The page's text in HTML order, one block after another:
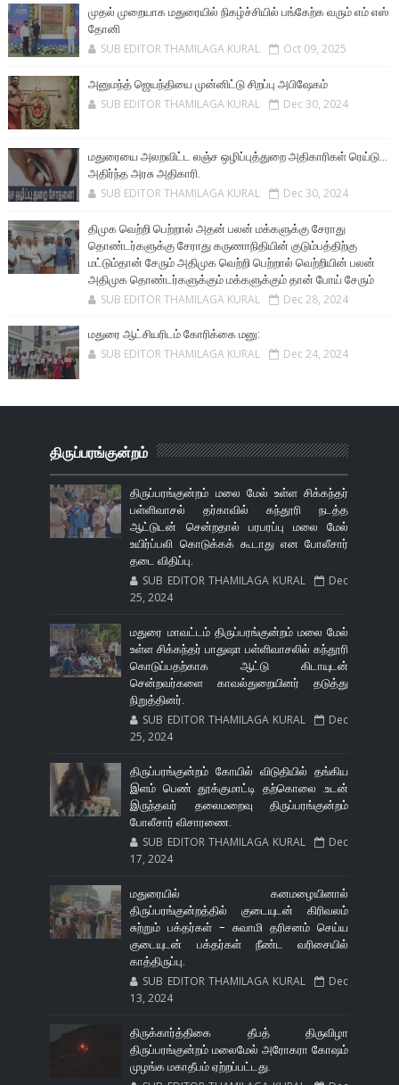
முதல் முறையாக மதுரையில் நிகழ்ச்சியில் பங்கேற்க வரும் எம் எஸ்
தோனி
SUB EDITOR THAMILAGA KURAL Oct 09, 2025
அனுமந்த் ஜெயந்தியை முன்னிட்டு சிறப்பு அபிஷேகம்
SUB EDITOR THAMILAGA KURAL Dec 30, 2024
மதுரையை அலறவிட்ட லஞ்ச ஒழிப்புத்துறை அதிகாரிகள் ரெய்டு...
அதிர்ந்த அரசு அதிகாரி.
SUB EDITOR THAMILAGA KURAL Dec 30, 2024
திமுக வெற்றி பெற்றால் அதன் பலன் மக்களுக்கு சேராது
தொண்டர்களுக்கு சேராது கருணாநிதியின் குடும்பத்திற்கு
மட்டும்தான் சேரும் அதிமுக வெற்றி பெற்றால் வெற்றியின் பலன்
அதிமுக தொண்டர்களுக்கும் மக்களுக்கும் தான் போய் சேரும்
SUB EDITOR THAMILAGA KURAL Dec 28, 2024
மதுரை ஆட்சியரிடம் கோரிக்கை மனு:
SUB EDITOR THAMILAGA KURAL Dec 24, 2024
திருப்பரங்குன்றம்
திருப்பரங்குன்றம் மலை மேல் உள்ள சிக்கந்தர்
பள்ளிவாசல் தர்காவில் கந்தூரி நடத்த
ஆட்டுடன் சென்றதால் பரபரப்பு மலை மேல்
உயிர்ப்பலி கொடுக்கக் கூடாது என போலீசார்
தடை விதிப்பு.
SUB EDITOR THAMILAGA KURAL
Dec
25, 2024
மதுரை மாவட்டம் திருப்பரங்குன்றம் மலை மேல்
உள்ள சிக்கந்தர் பாதுஷா பள்ளிவாசலில் கந்தூரி
கொடுப்பதற்காக ஆட்டு கிடாயுடன்
சென்றவர்களை காவல்துறையினர் தடுத்து
நிறுத்தினர்.
SUB EDITOR THAMILAGA KURAL
Dec
25, 2024
திருப்பரங்குன்றம் கோயில் விடுதியில் தங்கிய
இளம் பெண் தூக்குமாட்டி தற்கொலை .உடன்
இருந்தவர் தலைமறைவு திருப்பரங்குன்றம்
போலீசார் விசாரணை.
SUB EDITOR THAMILAGA KURAL
Dec
17, 2024
மதுரையில் கனமழையினால்
திருப்பரங்குன்றத்தில் குடையுடன் கிரிவலம்
சுற்றும் பக்தர்கள் - சுவாமி தரிசனம் செய்ய
குடையுடன் பக்தர்கள் நீண்ட வரிசையில்
காத்திருப்பு.
SUB EDITOR THAMILAGA KURAL
Dec
13, 2024
திருக்கார்த்திகை தீபத் திருவிழா
திருப்பரங்குன்றம் மலைமேல் அரோகரா கோஷம்
முழங்க மகாதீபம் ஏற்றப்பட்டது.